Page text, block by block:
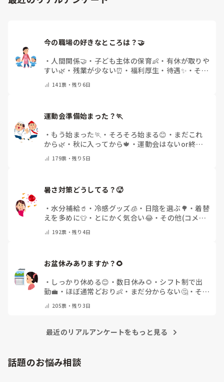
・ 人間関係🤝 ・ 子ども主体の保育👶 ・ 有休が取りや
すい🌿 ・ 残業が少ない⏰ ・ 福利厚生・待遇✨ ・ その
他(コメントで教えてください)
141票・残り6日
運動会準備始まった？🏃
・ もう始まった🏃 ・ そろそろ始まる😊 ・ まだこれ
から🌿 ・ 秋に入ってから🍁 ・運動会はないor終わ
った✨
その他(コメントで教えてください)
179票・残り5日
暑さ対策どうしてる？🥵
・水分補給🥤 ・ 冷感グッズ🧊 ・ 日陰を選ぶ🌳 ・着替
えを多めに👕 ・ とにかく気合い😂・ その他(コメン
トで教えてください)
192票・残り4日
お盆休みありますか？🌻
・ しっかり休める😊 ・ 数日休み🌻 ・ シフト制で出
勤💼 ・ ほぼ通常どおり👶 ・ まだ分からない🤔・ その
他(コメントで教えてください)
205票・残り3日
最近のリアルアンケートをもっと見る
話題のお悩み相談